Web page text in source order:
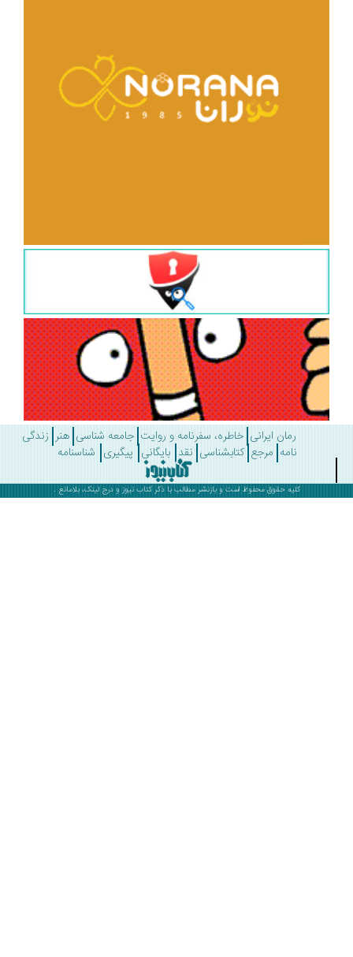
رمان ایرانی خاطره، سفرنامه و روایت جامعه شناسی هنر زندگی
مرجع کتابشناسی نقد بایگانی پیگیری شناسنامه
کلیه حقوق محفوظ است و بازنشر مطالب با ذکرکتاب نیوزو درج لینک، بلامانع .